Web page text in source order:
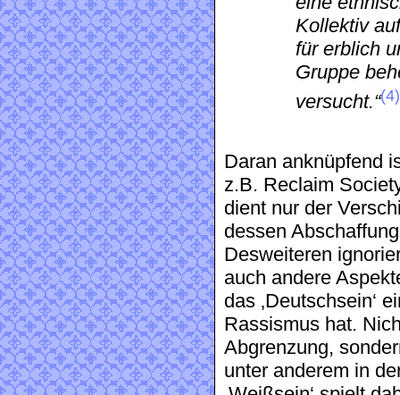
Kollektiv
für erblich
Gruppe
versucht.“(4)
Daran anknüpfend
z.B. Reclaim
dient nur der
dessen
Desweiteren
auch andere
das ‚Deutschsein‘
Rassismus hat.
Abgrenzung,
unter anderem in